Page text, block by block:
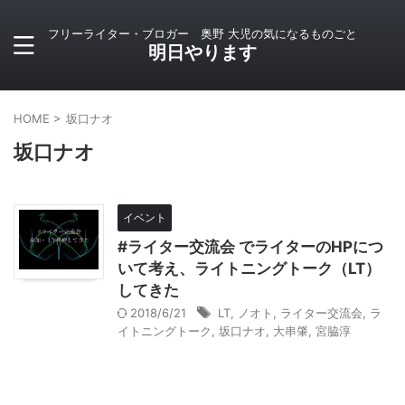
フリーライター・ブロガー 奥野 大児の気になるものごと
明日やります
HOME > 坂口ナオ
坂口ナオ
イベント
#ライター交流会 でライターのHPにつ
いて考え、ライトニングトーク（LT）
してきた
2018/6/21 LT ノオト ライター交流会
ラ
イトニングトーク
坂口ナオ 大串肇 宮脇淳